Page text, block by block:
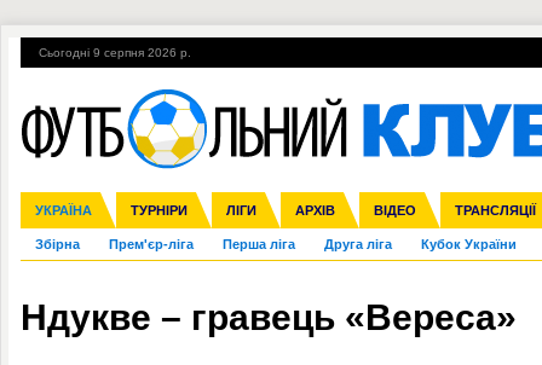
Сьогодні 9 серпня 2026 р.
УКРАЇНА ТУРНІРИ ЛІГИ АРХІВ ВІДЕО ТРАНСЛЯЦІЇ
Збірна Прем'єр-ліга Перша ліга Друга ліга Кубок України
Ліга чемпіонів Ліга Європи Міжнародні Ліга націй Ліга
Англія Іспанія Італія Німеччина Франція Інші
ЧС-2014 ЄВРО-2016 Росія Кубок конфедерацій ЧЄ-2015 (U-
Гарячі теми УПЛ, 2-й тур ВІЙНА УПЛ-ПЕРЕХОДИ
Ндукве – гравець «Вереса»